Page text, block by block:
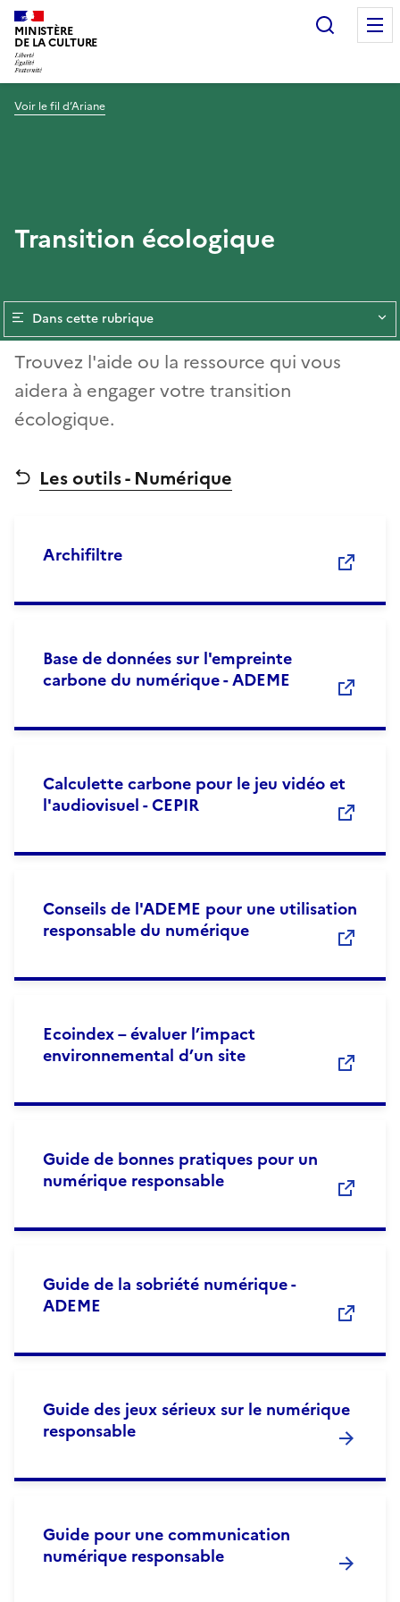
MINISTÈRE
DE LA CULTURE
Voir le fil d’Ariane
Transition écologique
Dans cette rubrique
Trouvez l'aide ou la ressource qui vous
aidera à engager votre transition
écologique.
Les outils - Numérique
Archifiltre
Base de données sur l'empreinte
carbone du numérique - ADEME
Calculette carbone pour le jeu vidéo et
l'audiovisuel - CEPIR
Conseils de l'ADEME pour une utilisation
responsable du numérique
Ecoindex – évaluer l’impact
environnemental d’un site
Guide de bonnes pratiques pour un
numérique responsable
Guide de la sobriété numérique -
ADEME
Guide des jeux sérieux sur le numérique
responsable
Guide pour une communication
numérique responsable